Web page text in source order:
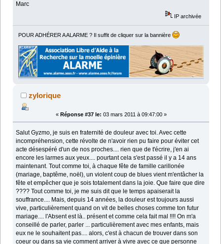
Marc
IP archivée
POUR ADHÉRER A ALARME ? Il suffit de cliquer sur la bannière
zylorique
« Réponse #37 le: 03 mars 2011 à 09:47:00 »
Salut Gyzmo, je suis en fraternité de douleur avec toi. Avec cette
incompréhension, cette révolte de n'avoir rien pu faire pour éviter cet
acte désespéré d'un de nos proches.... rien que de t'écrire, j'en ai
encore les larmes aux yeux.... pourtant cela s'est passé il y a 14 ans
maintenant. Tout comme toi, à chaque fête de famille carillonée
(mariage, baptême, noël), un violent coup de blues vient m'entâcher la
fête et empêcher que je sois totalement dans la joie. Que faire que dire
???? Tout comme toi, je me suis dit que le temps apaiserait la
souffrance.... Mais, depuis 14 années, la douleur est toujours aussi
vive, particulièrement quand on vit de belles choses comme ton futur
mariage.... l'Absent est là.. présent et comme cela fait mal !!!! On m'a
conseillé de parler, parler ... particulièrement avec mes enfants, mais
eux ne le souhaitent pas.... alors, c'est à chacun de trouver dans son
coeur ou dans sa vie comment arriver à vivre avec ce que personne